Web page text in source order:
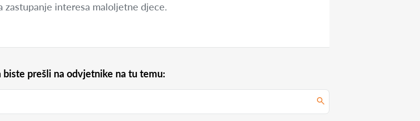
zastupanje interesa maloljetne djece.
prešli na odvjetnike na tu temu: